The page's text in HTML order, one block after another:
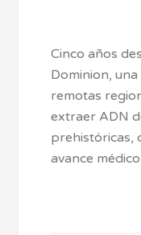
Cinco años
Dominion,
remotas
extraer ADN
prehistóricas,
avance